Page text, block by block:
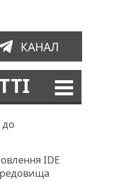
КАНАЛ
IDE